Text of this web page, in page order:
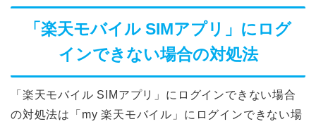
「楽天モバイル SIMアプリ」にログ
インできない場合の対処法
「楽天モバイル SIMアプリ」にログインできない場合
の対処法は「my 楽天モバイル」にログインできない場